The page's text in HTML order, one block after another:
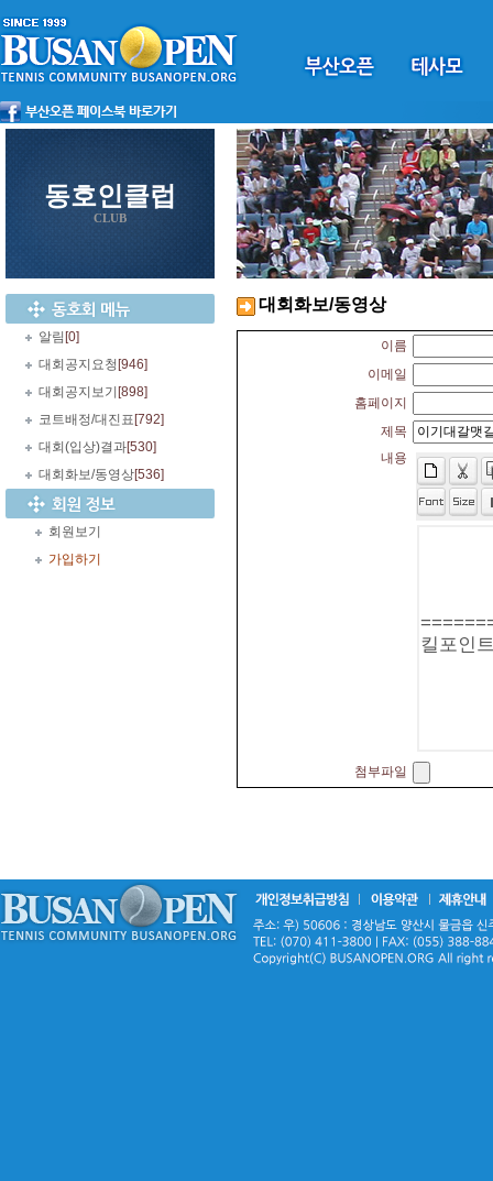
동호인클럽
CLUB
알림 [0]
대회공지요청 [946]
대회공지보기 [898]
코트배정/대진표 [792]
대회(입상)결과[530]
대회화보/동영상[536]
회원보기
가입하기
대회화보/동영상
이름
이메일
홈페이지
제목
내용
첨부파일